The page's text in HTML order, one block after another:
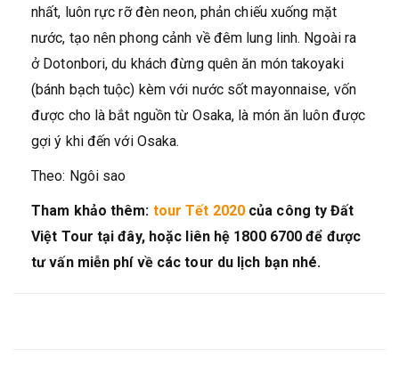
nhất, luôn rực rỡ đèn neon, phản chiếu xuống mặt
nước, tạo nên phong cảnh về đêm lung linh. Ngoài ra
ở Dotonbori, du khách đừng quên ăn món takoyaki
(bánh bạch tuộc) kèm với nước sốt mayonnaise, vốn
được cho là bắt nguồn từ Osaka, là món ăn luôn được
gợi ý khi đến với Osaka.
Theo: Ngôi sao
Tham khảo thêm: tour Tết 2020của công ty Đất
Việt Tour tại đây, hoặc liên hệ 1800 6700 để được
tư vấn miễn phí về các tour du lịch bạn nhé.